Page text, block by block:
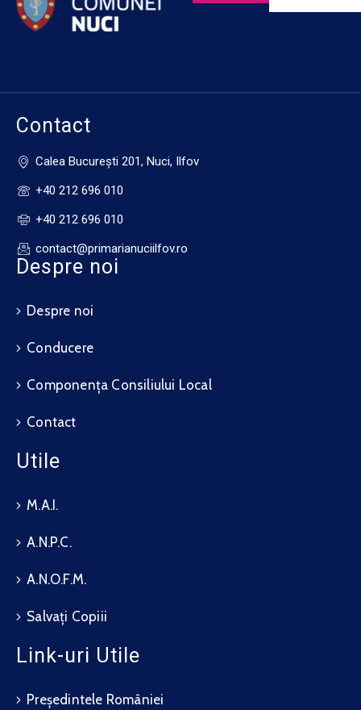
Contact
Calea Bucureşti 201, Nuci, Ilfov
+40 212 696 010
+40 212 696 010
contact@primarianuciilfov.ro
Despre noi
Despre noi
Conducere
Componența Consiliului Local
Contact
Utile
M.A.I.
A.N.P.C.
A.N.O.F.M.
Salvați Copiii
Link-uri Utile
Președintele României